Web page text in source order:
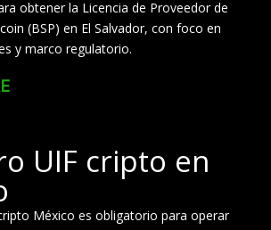
obtener la Licencia de Proveedor de
(BSP) en El Salvador, con foco en
y marco regulatorio.
UIF cripto en
México es obligatorio para operar